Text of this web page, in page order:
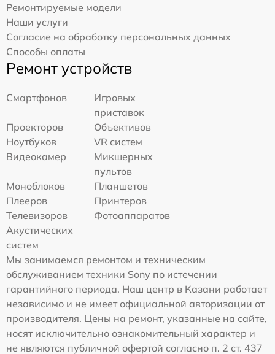
Ремонтируемые модели
Наши услуги
Согласие на обработку персональных данных
Способы оплаты
Ремонт устройств
Смартфонов
Игровых
приставок
Проекторов
Объективов
Ноутбуков
VR систем
Видеокамер
Микшерных
пультов
Моноблоков
Планшетов
Плееров
Принтеров
Телевизоров
Фотоаппаратов
Акустических
систем
Мы занимаемся ремонтом и техническим
обслуживанием техники Sony по истечении
гарантийного периода. Наш центр в Казани работает
независимо и не имеет официальной авторизации от
производителя. Цены на ремонт, указанные на сайте,
носят исключительно ознакомительный характер и
не являются публичной офертой согласно п. 2 ст. 437